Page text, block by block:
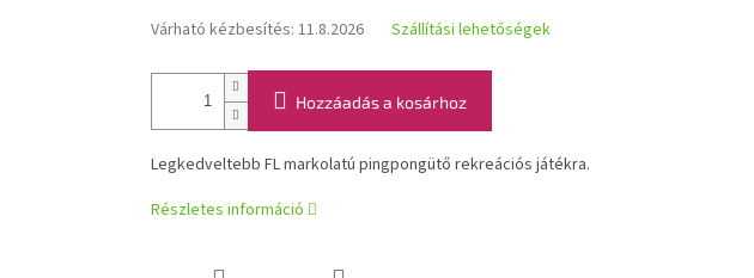
Várható kézbesítés: 11.8.2026 Szállítási lehetőségek
Hozzáadás a kosárhoz
Legkedveltebb FL markolatú pingpongütő rekreációs játékra.
Részletes információ